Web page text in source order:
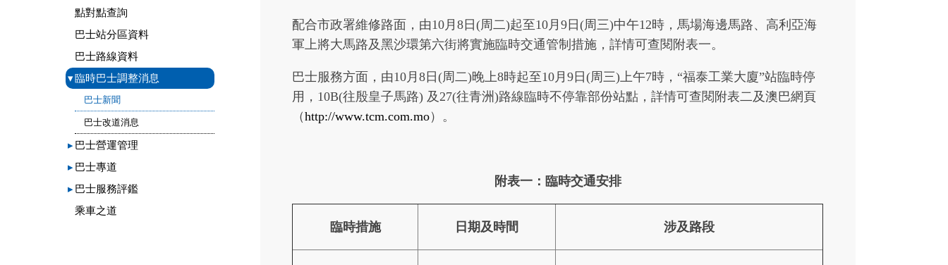
點對點查詢
巴士站分區資料
巴士路線資料
▾臨時巴士調整消息
巴士新聞
巴士改道消息
▸ 巴士營運管理
▸ 巴士專道
▸ 巴士服務評鑑
乘車之道
配合市政署維修路面，由10月8日(周二)起至10月9日(周三)中午12時，馬場海邊馬路、高利亞海
軍上將大馬路及黑沙環第六街將實施臨時交通管制措施，詳情可查閱附表一。
巴士服務方面，由10月8日(周二)晚上8時起至10月9日(周三)上午7時，“福泰工業大廈”站臨時停
用，10B(往殷皇子馬路) 及27(往青洲)路線臨時不停靠部份站點，詳情可查閱附表二及澳巴網頁
（http://www.tcm.com.mo）。
附表一： 臨時交通安排
臨時措施 日期及時間 涉及路段